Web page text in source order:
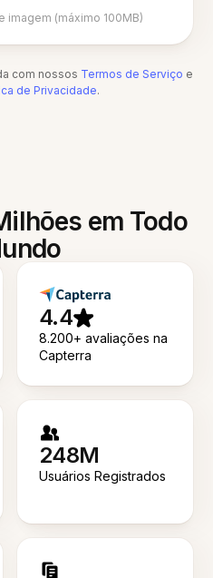
imagem (máximo 100MB)
com nossos Termos de Serviço e
de Privacidade.
em Todo
4.4
8.200+ avaliações na
Capterra
248M
Usuários Registrados